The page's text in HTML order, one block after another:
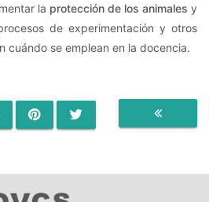
la protección de los animales y
de experimentación y otros
cuándo se emplean en la docencia.